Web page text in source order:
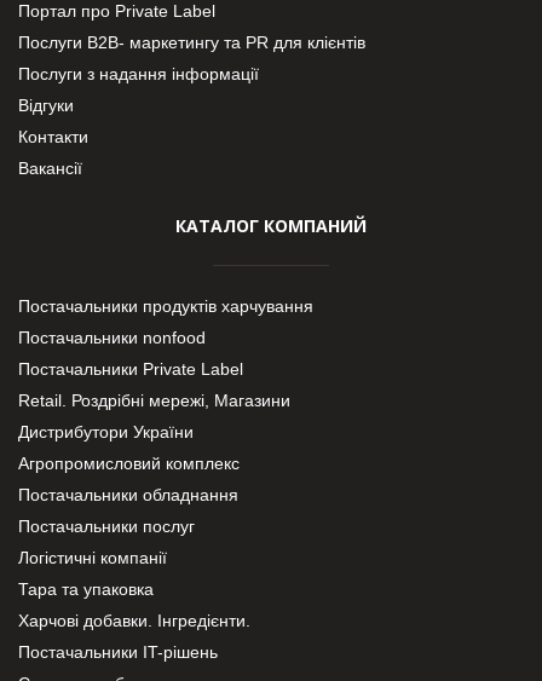
Портал про Private Label
Послуги В2В- маркетингу та PR для клієнтів
Послуги з надання інформації
Відгуки
Контакти
Вакансії
КАТАЛОГ КОМПАНИЙ
Постачальники продуктів харчування
Постачальники nonfood
Постачальники Private Label
Retail. Роздрібні мережі, Магазини
Дистрибутори України
Агропромисловий комплекс
Постачальники обладнання
Постачальники послуг
Логістичні компанії
Тара та упаковка
Харчові добавки. Інгредієнти.
Постачальники IT-рішень